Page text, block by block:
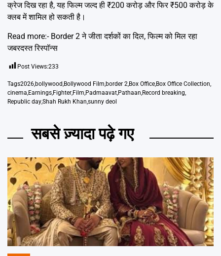
क्रेज दिख रहा है, यह फिल्म जल्द ही ₹200 करोड़ और फिर ₹500 करोड़ के
क्लब में शामिल हो सकती है।
Read more:- Border 2 ने जीता दर्शकों का दिल, फिल्म को मिल रहा
जबरदस्त रिस्पॉन्स
Post Views:233
Tags2026,bollywood,Bollywood Film,border 2,Box Office,Box Office Collection,
cinema,Earnings,Fighter,Film,Padmaavat,Pathaan,Record breaking,
Republic day,Shah Rukh Khan,sunny deol
सबसे ज़्यादा पढ़े गए